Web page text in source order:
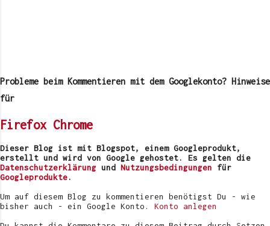
m
m
a
v
e
r
ö
f
e
t
Probleme beim Kommentieren mit dem Googlekonto? Hinweise
für
Firefox Chrome
Dieser Blog ist mit Blogspot, einem Googleprodukt,
erstellt und wird von Google gehostet. Es gelten die
Datenschutzerklärung und Nutzungsbedingungen für
Googleprodukte.
Um auf diesem Blog zu kommentieren benötigst Du - wie
bisher auch - ein Google Konto. Konto anlegen